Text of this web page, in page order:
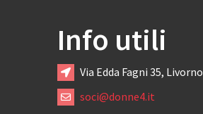
Info utili
Via Edda Fagni 35, Livorno
soci@donne4.it